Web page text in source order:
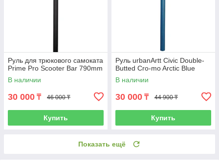
Руль для трюкового самоката
Prime Pro Scooter Bar 790mm
В наличии
30 000 ₸ 46 000 ₸
Купить
Руль urbanArtt Civic Double-
Butted Cro-mo Arctic Blue
В наличии
30 000 ₸ 44 900 ₸
Купить
Показать ещё